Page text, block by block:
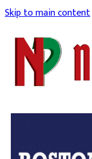
Skip to main content